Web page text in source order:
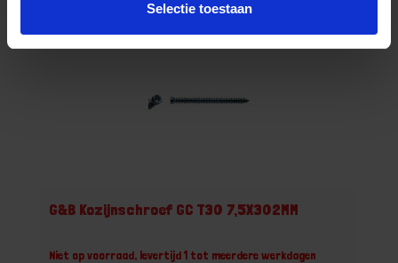
Selectie toestaan
G&B Kozijnschroef GC T30 7,5X302MM
Niet op voorraad, levertijd 1 tot meerdere werkdagen